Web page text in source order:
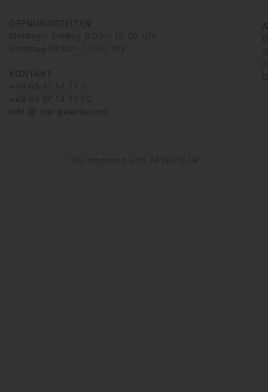
ÖFFNUNGSZEITEN
Montag – Freitag 9:00 – 18:00 Uhr
Samstag 10:00 – 14:00 Uhr
KONTAKT
+49 69 97 14 71 0
+49 69 97 14 71 20
info @ die-galerie.com
Site managed with ARTBUTLER